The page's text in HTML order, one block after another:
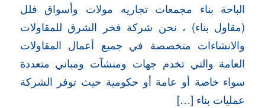
الباحة بناء مجمعات تجاريه مولات وأسواق فلل
(مقاول بناء) ، نحن شركة فخر الشرق للمقاولات
والانشاءات متخصصة في جميع أعمال المقاولات
العامة والتي تخدم جهات ومنشآت ومباني متعددة
سواء خاصة أو عامة أو حكومية حيث توفر الشركة
عمليات بناء […]